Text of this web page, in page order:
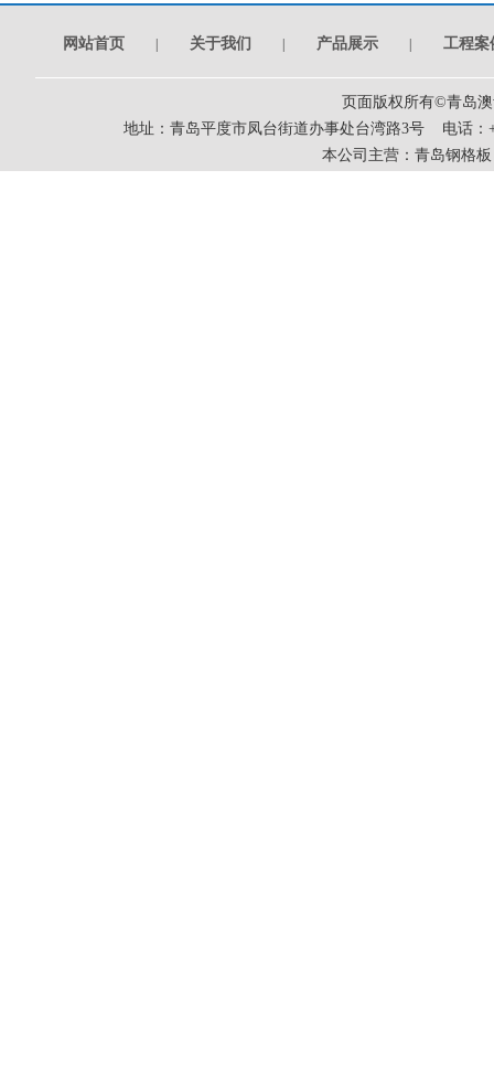
网站首页 关于我们 产品展示 工程案
页面版权所有©青岛
地址：青岛平度市凤台街道办事处台湾路3号 电话：
本公司主营： 青岛钢格板